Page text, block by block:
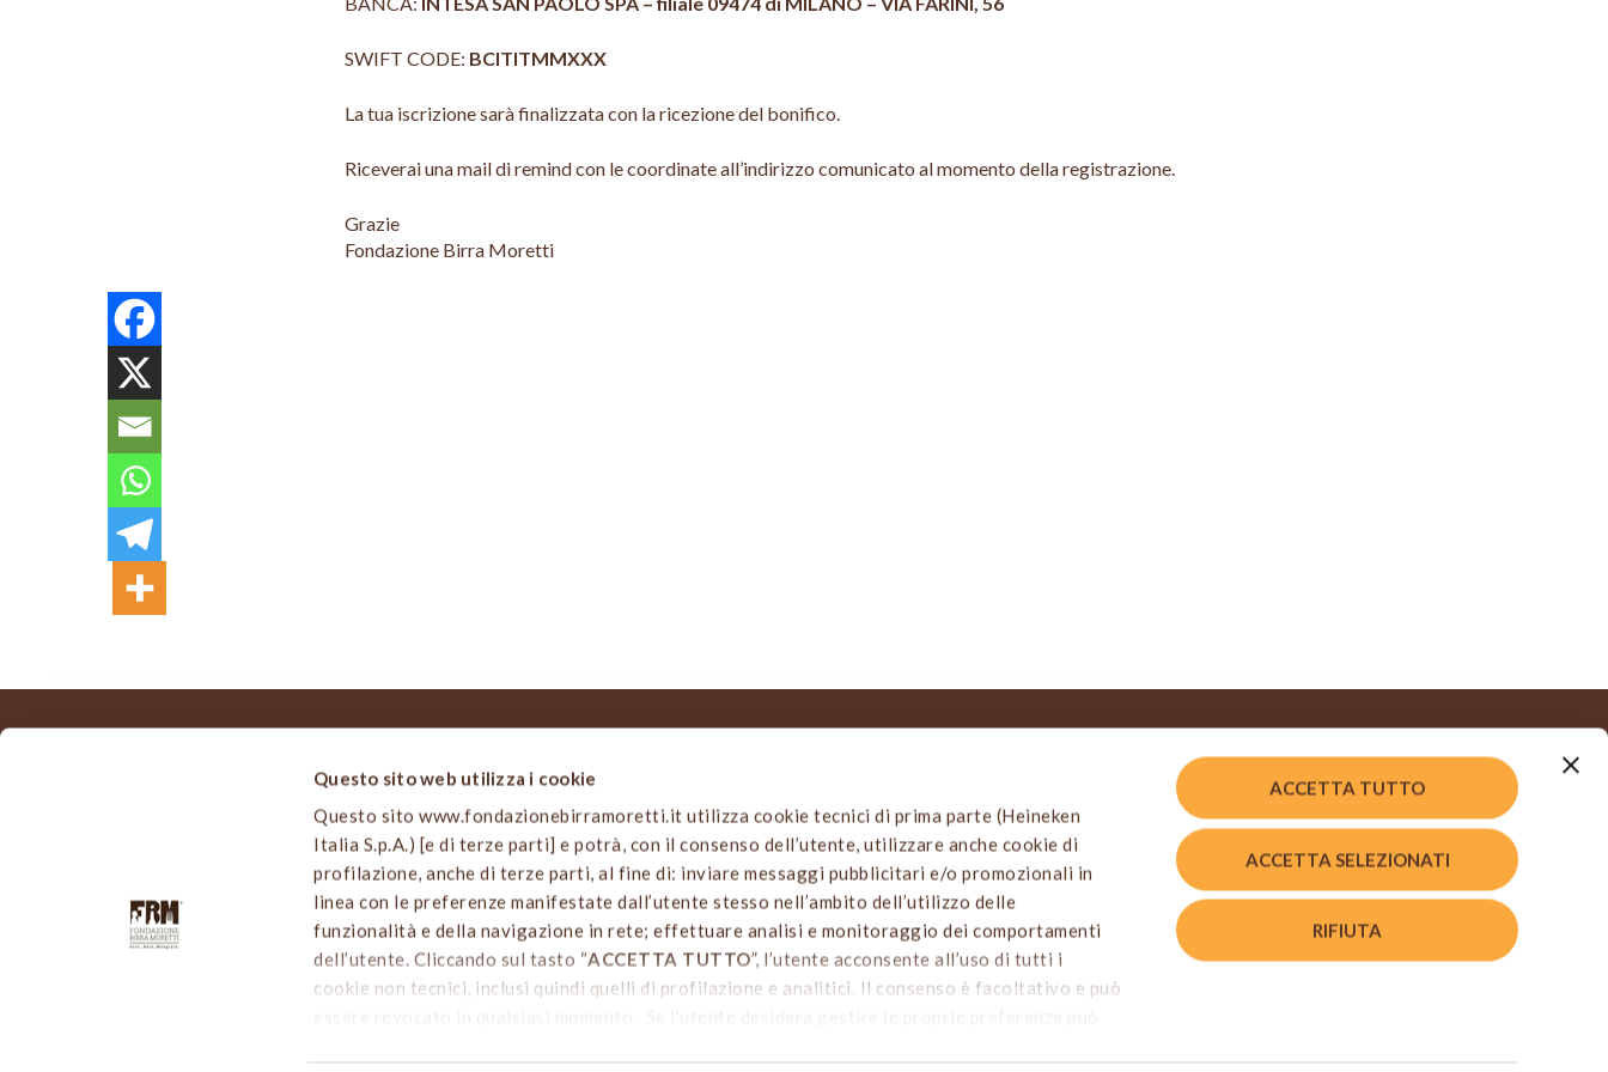
Questo sito web utilizza i cookie
Questo sito www.fondazionebirramoretti.it utilizza cookie tecnici di prima parte (Heineken
Italia S.p.A.) [e di terze parti] e potrà, con il consenso dell’utente, utilizzare anche cookie di
profilazione, anche di terze parti, al fine di: inviare messaggi pubblicitari e/o promozionali in
linea con le preferenze manifestate dall’utente stesso nell’ambito dell’utilizzo delle
funzionalità e della navigazione in rete; effettuare analisi e monitoraggio dei comportamenti
dell’utente. Cliccando sul tasto “ACCETTA TUTTO”, l’utente acconsente all’uso di tutti i
cookie non tecnici, inclusi quindi quelli di profilazione e analitici. Il consenso è facoltativo e può
essere revocato in qualsiasi momento. Se l’utente desidera gestire le proprie preferenze può
ACCETTA TUTTO
ACCETTA SELEZIONATI
RIFIUTA
SWIFT CODE: BCITITMMXXX
La tua iscrizione sarà finalizzata con la ricezione del bonifico.
Riceverai una mail di remind con le coordinate all’indirizzo comunicato al momento della registrazione.
Grazie
Fondazione Birra Moretti
20099 Sesto San Giovanni (MI)
info@fondazionebirramoretti.it
Home
Chi siamo
Le nostre attività
Cultura Birraria
Birra a tavola
Notizie di birra
Partecipa
Informativa privacy e cookies
Termini e condizioni d’uso
Codice Etico e di Comportamento
Dichiarazione di accessibilità
LINK UTILI
HEINEKEN Italia
Birra Moretti
Osservatorio Birra
ASPI
Noi di Sala